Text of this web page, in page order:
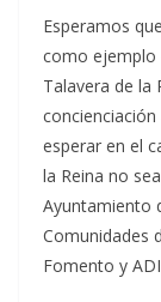
Esperamos
como ejemplo
Talavera de la
esperar en el
la Reina no
Ayuntamiento
Comunidades
Fomento y